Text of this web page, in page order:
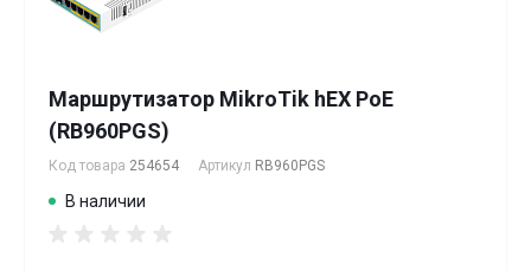
Маршрутизатор MikroTik hEX PoE
(RB960PGS)
Код товара 254654 Артикул RB960PGS
В наличии